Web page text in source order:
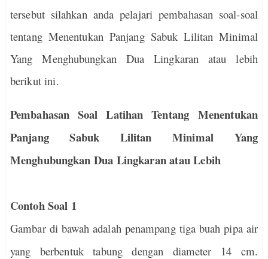
tersebut silahkan anda pelajari pembahasan soal-soal
tentang Menentukan Panjang Sabuk Lilitan Minimal
Yang Menghubungkan Dua Lingkaran atau lebih
berikut ini.
Pembahasan Soal Latihan Tentang Menentukan
Panjang Sabuk Lilitan Minimal Yang
Menghubungkan Dua Lingkaran atau Lebih
Contoh Soal 1
Gambar di bawah adalah penampang tiga buah pipa air
yang berbentuk tabung dengan diameter 14 cm.